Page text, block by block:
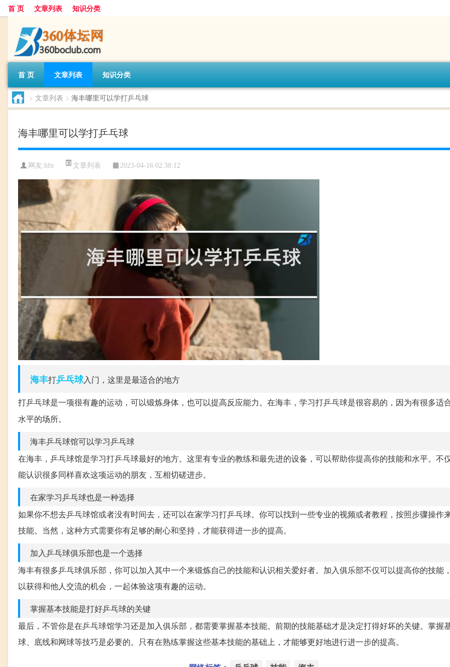
首 页 文章列表 知识分类
首 页 文章列表 知识分类
> 文章列表 > 海丰哪里可以学打乒乓球
海丰哪里可以学打乒乓球
网友:hfn 文章列表 2023-04-16 02:38:12
海丰打乒乓球入门，这里是最适合的地方
打乒乓球是一项很有趣的运动，可以锻炼身体，也可以提高反应能力。在海丰，学习打乒乓球是很容易的，因为有很多适
水平的场所。
海丰乒乓球馆可以学习乒乓球
在海丰，乒乓球馆是学习打乒乓球最好的地方。这里有专业的教练和最先进的设备，可以帮助你提高你的技能和水平。不
能认识很多同样喜欢这项运动的朋友，互相切磋进步。
在家学习乒乓球也是一种选择
如果你不想去乒乓球馆或者没有时间去，还可以在家学习打乒乓球。你可以找到一些专业的视频或者教程，按照步骤操作
技能。当然，这种方式需要你有足够的耐心和坚持，才能获得进一步的提高。
加入乒乓球俱乐部也是一个选择
海丰有很多乒乓球俱乐部，你可以加入其中一个来锻炼自己的技能和认识相关爱好者。加入俱乐部不仅可以提高你的技能
以获得和他人交流的机会，一起体验这项有趣的运动。
掌握基本技能是打好乒乓球的关键
最后，不管你是在乒乓球馆学习还是加入俱乐部，都需要掌握基本技能。前期的技能基础才是决定打得好坏的关键。掌握
球、底线和网球等技巧是必要的。只有在熟练掌握这些基本技能的基础上，才能够更好地进行进一步的提高。